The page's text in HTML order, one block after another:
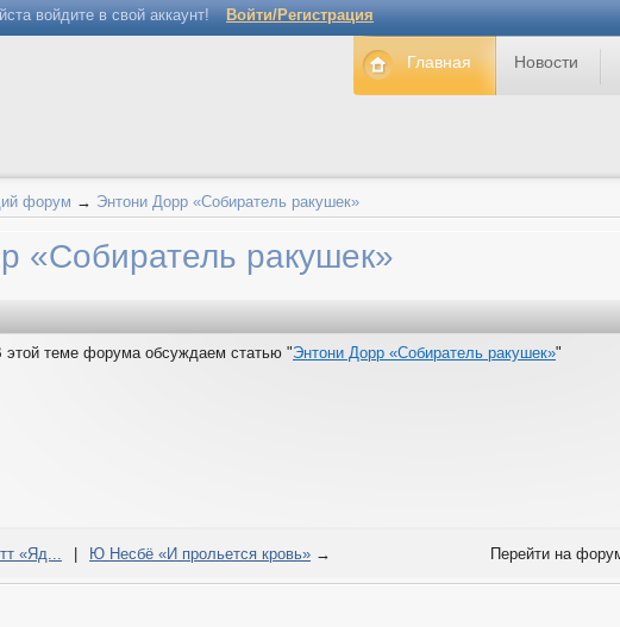
войдите в свой аккаунт! Войти/Регистрация
Главная Новости
форум → Энтони Дорр «Собиратель ракушек»
«Собиратель ракушек»
этой теме форума обсуждаем статью "Энтони Дорр «Собиратель ракушек»"
«Яд... Ю Несбё «И прольется кровь» → Перейти на